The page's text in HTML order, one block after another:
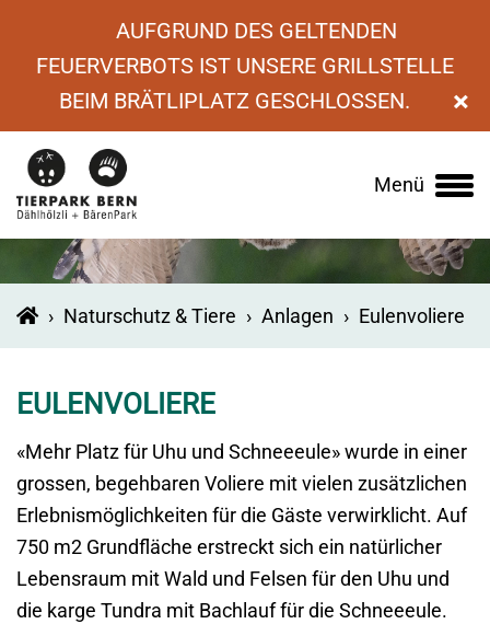
AUFGRUND DES GELTENDEN
FEUERVERBOTS IST UNSERE GRILLSTELLE
BEIM BRÄTLIPLATZ GESCHLOSSEN.
×
Main
Menü
› Naturschutz & Tiere › Anlagen › Eulenvoliere
EULENVOLIERE
«Mehr Platz für Uhu und Schneeeule» wurde in einer
grossen, begehbaren Voliere mit vielen zusätzlichen
Erlebnismöglichkeiten für die Gäste verwirklicht. Auf
750 m2 Grundfläche erstreckt sich ein natürlicher
Lebensraum mit Wald und Felsen für den Uhu und
die karge Tundra mit Bachlauf für die Schneeeule.